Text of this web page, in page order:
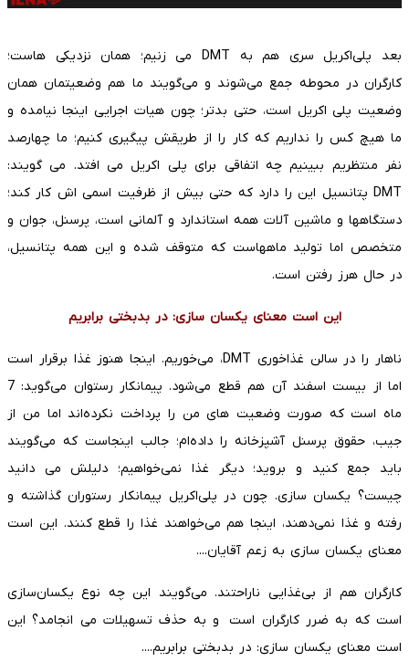
بعد پلی‌اکریل سری هم به DMT می زنیم؛ همان نزدیکی هاست؛
کارگران در محوطه جمع می‌شوند و می‌گویند ما هم وضعیتمان همان
وضعیت پلی اکریل است، حتی بدتر؛ چون هیات اجرایی اینجا نیامده و
ما هیچ کس را نداریم که کار را از طریقش پیگیری کنیم؛ ما چهارصد
نفر منتظریم ببینیم چه اتفاقی برای پلی اکریل می افتد. می گویند:
DMT پتانسیل این را دارد که حتی بیش از ظرفیت اسمی اش کار کند؛
دستگاهها و ماشین آلات همه استاندارد و آلمانی است، پرسنل، جوان و
متخصص اما تولید ماههاست که متوقف شده و این همه پتانسیل،
در حال هرز رفتن است.
این است معنای یکسان سازی: در بدبختی برابریم
ناهار را در سالن غذاخوری DMT، می‌خوریم. اینجا هنوز غذا برقرار است
اما از بیست اسفند آن هم قطع می‌شود. پیمانکار رستوان می‌گوید: 7
ماه است که صورت وضعیت های من را پرداخت نکرده‌اند اما من از
جیب، حقوق پرسنل آشپزخانه را داده‌ام؛ جالب اینجاست که می‌گویند
باید جمع کنید و بروید؛ دیگر غذا نمی‌خواهیم؛ دلیلش می دانید
چیست؟ یکسان سازی. چون در پلی‌اکریل پیمانکار رستوران گذاشته و
رفته و غذا نمی‌دهند، اینجا هم می‌خواهند غذا را قطع کنند. این است
معنای یکسان سازی به زعم آقایان....
کارگران هم از بی‌غذایی ناراحتند. می‌گویند این چه نوع یکسان‌سازی
است که به ضرر کارگران است و به حذف تسهیلات می انجامد؟ این
است معنای یکسان سازی: در بدبختی برابریم....